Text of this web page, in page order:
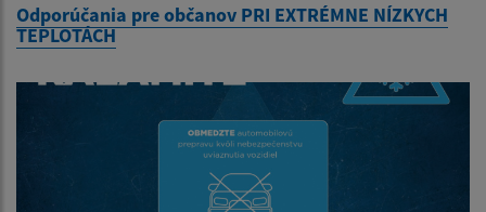
Odporúčania pre občanov PRI EXTRÉMNE NÍZKYCH
TEPLOTÁCH